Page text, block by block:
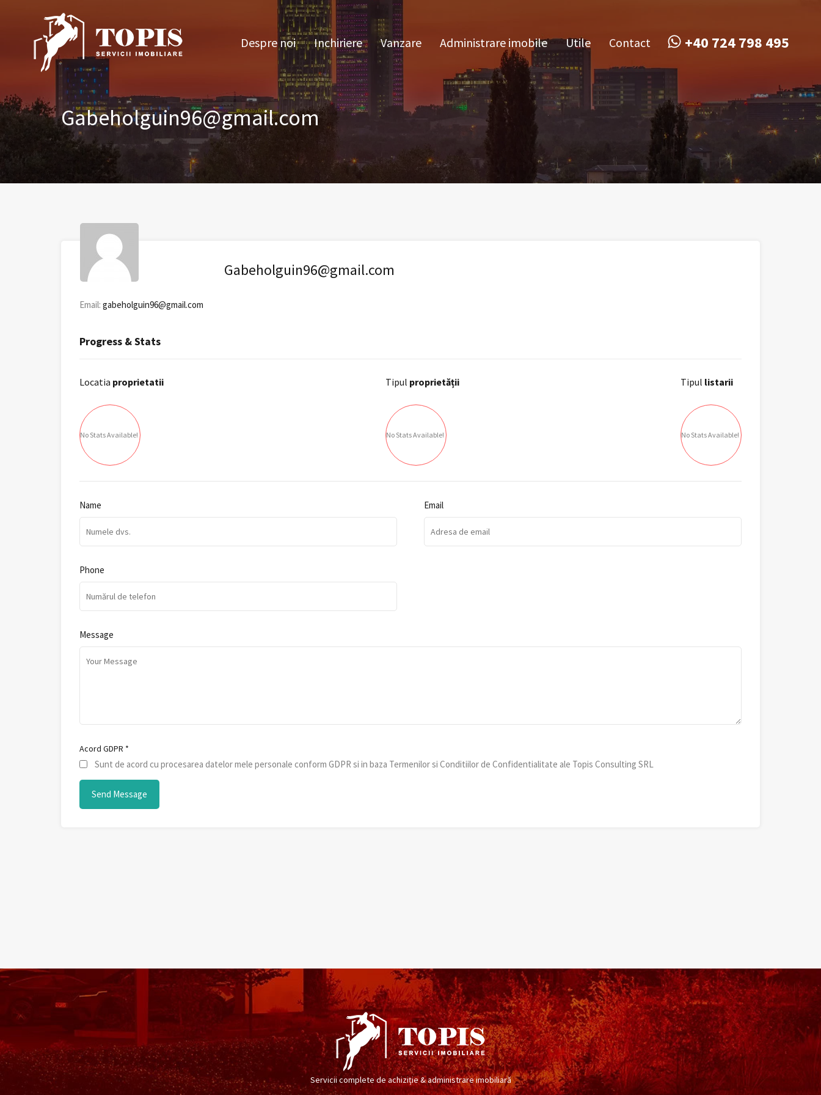
Despre noi Inchiriere
Despre noi
Inchiriere Vanzare Administrare imobile Utile Contact +40 724 798 495
Gabeholguin96@gmail.com
Gabeholguin96@gmail.com
Email: gabeholguin96@gmail.com
Progress & Stats
Locatia proprietatii
No Stats Available!
Tipul proprietății
No Stats Available!
Tipul listarii
No Stats Available!
Name Email
Phone
Message
Acord GDPR *
Sunt de acord cu procesarea datelor mele personale conform GDPR si in baza Termenilor si Conditiilor de Confidentialitate ale Topis Consulting SRL
Servicii complete de achiziție & administrare imobiliară